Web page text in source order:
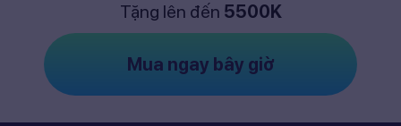
Tặng lên đến 5500K
Mua ngay bây giờ